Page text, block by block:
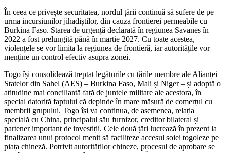
În ceea ce privește securitatea, nordul țării continuă să sufere de pe
urma incursiunilor jihadiștilor, din cauza frontierei permeabile cu
Burkina Faso. Starea de urgență declarată în regiunea Savanes în
2022 a fost prelungită până în martie 2027. Cu toate acestea,
violențele se vor limita la regiunea de frontieră, iar autoritățile vor
menține un control efectiv asupra zonei.
Togo își consolidează treptat legăturile cu țările membre ale Alianței
Statelor din Sahel (AES) – Burkina Faso, Mali și Niger – și adoptă o
atitudine mai conciliantă față de juntele militare ale acestora, în
special datorită faptului că depinde în mare măsură de comerțul cu
membrii grupului. Togo își va continua, de asemenea, relația
specială cu China, principalul său furnizor, creditor bilateral și
partener important de investiții. Cele două țări lucrează în prezent la
finalizarea unui protocol menit să faciliteze accesul soiei togoleze pe
piața chineză. Potrivit autorităților chineze, procesul de aprobare se